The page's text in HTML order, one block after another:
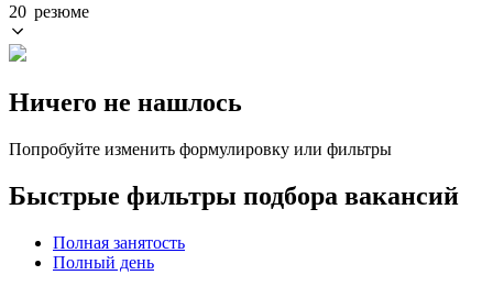
20 резюме
Ничего не нашлось
Попробуйте изменить формулировку или фильтры
Быстрые фильтры подбора вакансий
Полная занятость
Полный день